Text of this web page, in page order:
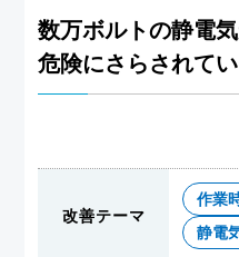
数万ボルトの静電
危険にさらされてい
改善テーマ
作業
静電